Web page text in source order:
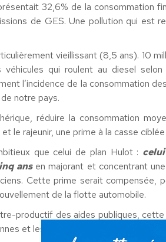
32,6% de la consommation
de GES. Une pollution qui est
vieillissant (8,5 ans). 10
qui roulent au diesel
l’incidence de la consommation
notre pays.
réduire la consommation
le rajeunir, une prime à la casse
que celui de plan Hulot :
ansen majorant et concentrant
Cette prime serait compensée,
de la flotte automobile.
productif des aides publiques,
et les plus défavorisées, les PME/